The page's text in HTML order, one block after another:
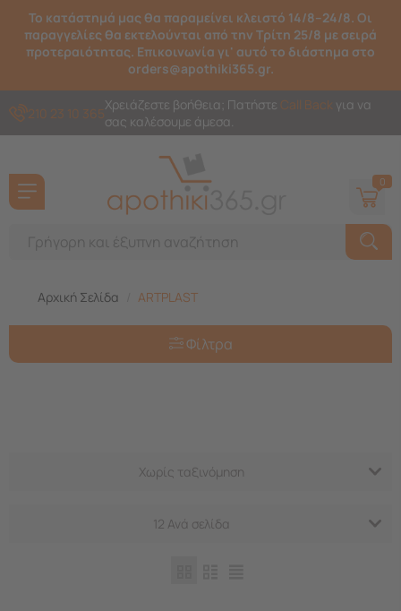
Το κατάστημά μας θα παραμείνει κλειστό 14/8–24/8. Οι
παραγγελίες θα εκτελούνται από την Τρίτη 25/8 με σειρά
προτεραιότητας. Επικοινωνία γι' αυτό το διάστημα στο
orders@apothiki365.gr.
210 23 10 365Χρειάζεστε βοήθεια; Πατήστε Call Back για να
σας καλέσουμε άμεσα.
0
Αρχική Σελίδα ARTPLAST
Φίλτρα
Χωρίς ταξινόμηση
12 Ανά σελίδα